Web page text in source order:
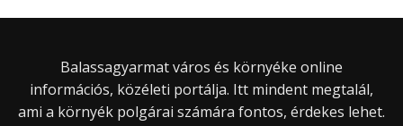
Balassagyarmat város és környéke online
információs, közéleti portálja. Itt mindent megtalál,
ami a környék polgárai számára fontos, érdekes lehet.